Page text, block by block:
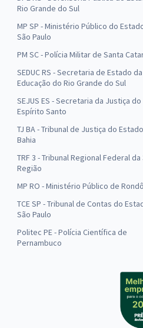
Rio Grande do Sul
MP SP - Ministério Público do
São Paulo
PM SC - Polícia Militar de Santa
SEDUC RS - Secretaria de Estado da
Educação do Rio Grande do Sul
SEJUS ES - Secretaria da Justiça do
Espírito Santo
TJ BA - Tribunal de Justiça do
Bahia
TRF 3 - Tribunal Regional Federal da
Região
MP RO - Ministério Público de
TCE SP - Tribunal de Contas do
São Paulo
Politec PE - Polícia Científica de
Pernambuco